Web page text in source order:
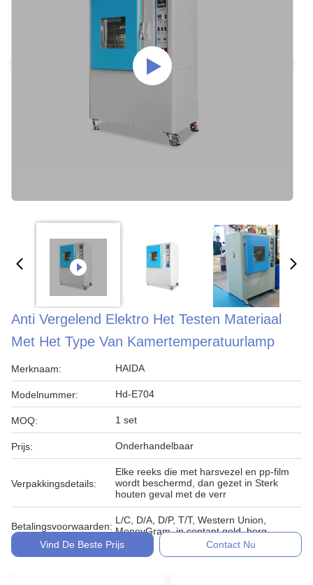
Anti Vergelend Elektro Het Testen Materiaal
Met Het Type Van Kamertemperatuurlamp
Merknaam: HAIDA
Modelnummer: Hd-E704
MOQ: 1 set
Prijs: Onderhandelbaar
Verpakkingsdetails:
Elke reeks die met harsvezel en pp-film
wordt beschermd, dan gezet in Sterk
houten geval met de verr
Betalingsvoorwaarden:
L/C, D/A, D/P, T/T, Western Union,
MoneyGram, in contant geld, borg
Vind De Beste Prijs
Contact Nu